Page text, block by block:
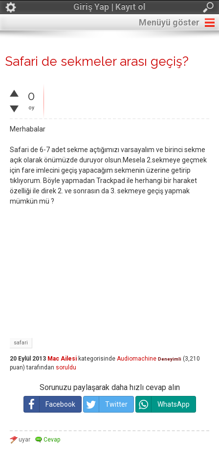
Giriş Yap | Kayıt ol
Menüyü göster
Safari de sekmeler arası geçiş?
0
oy
Merhabalar
Safari de 6-7 adet sekme açtığımızı varsayalım ve birinci sekme
açık olarak önümüzde duruyor olsun.Mesela 2.sekmeye geçmek
için fare imlecini geçiş yapacağım sekmenin üzerine getirip
tıklıyorum. Böyle yapmadan Trackpad ile herhangi bir haraket
özelliği ile direk 2. ve sonrasın da 3. sekmeye geçiş yapmak
mümkün mü ?
safari
20 Eylül 2013 Mac Ailesi kategorisinde Audiomachine Deneyimli (3,210
puan) tarafından soruldu
Sorunuzu paylaşarak daha hızlı cevap alın
Facebook Twitter WhatsApp